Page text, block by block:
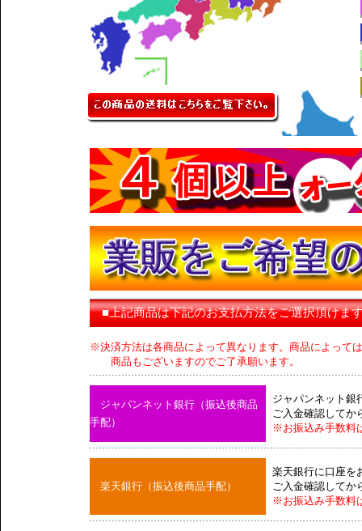
■上記商品は下記のお支払方法をご選択頂けま
※決済方法は各商品によって異なります。商品によって
商品もございますのでご了承願います。
ジャパンネット銀行（振込後商品
手配）
ジャパンネット銀
ご入金確認してか
※お振込み手数料
楽天銀行（振込後商品手配）
楽天銀行に口座を
ご入金確認してか
※お振込み手数料